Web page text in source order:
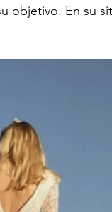
objetivo. En su